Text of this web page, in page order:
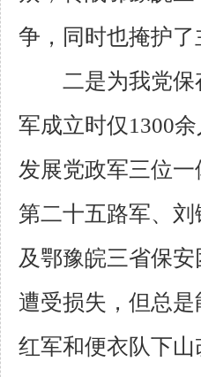
争，同时也掩护
二是为我党保
军成立时仅1300
发展党政军三位
第二十五路军、
及鄂豫皖三省保
遭受损失，但总
红军和便衣队下